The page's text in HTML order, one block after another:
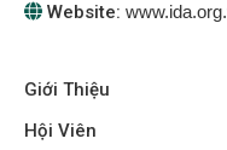
Website:
Giới Thiệu
Hội Viên